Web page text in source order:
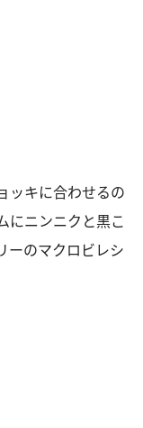
ッキに合わせるの
にニンニクと黒こ
ーのマクロビレシ